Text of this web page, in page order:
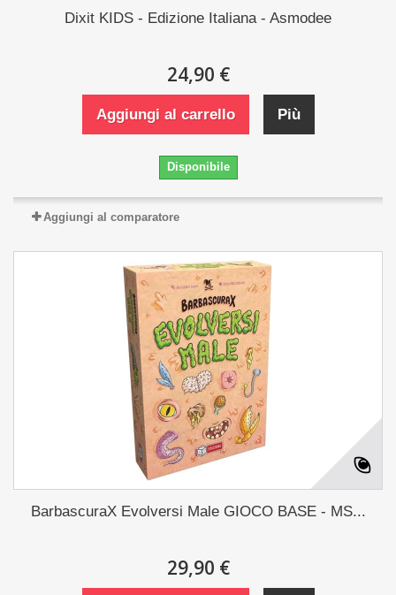
Dixit KIDS - Edizione Italiana - Asmodee
24,90 €
Aggiungi al carrello Più
Disponibile
Aggiungi al comparatore
BarbascuraX Evolversi Male GIOCO BASE - MS...
29,90 €